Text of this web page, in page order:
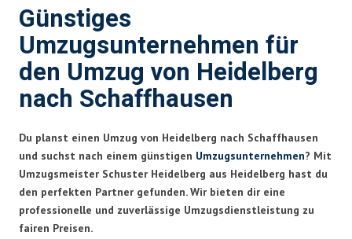
Günstiges
Umzugsunternehmen für
den Umzug von Heidelberg
nach Schaffhausen
Du planst einen Umzug von Heidelberg nach Schaffhausen
und suchst nach einem günstigen Umzugsunternehmen? Mit
Umzugsmeister Schuster Heidelberg aus Heidelberg hast du
den perfekten Partner gefunden. Wir bieten dir eine
professionelle und zuverlässige Umzugsdienstleistung zu
fairen Preisen.